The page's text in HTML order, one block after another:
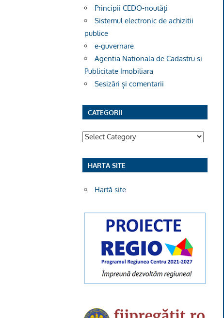
Principii CEDO-noutăți
Sistemul electronic de achizitii
publice
e-guvernare
Agentia Nationala de Cadastru si
Publicitate Imobiliara
Sesizări și comentarii
CATEGORII
Categorii
HARTA SITE
Hartă site